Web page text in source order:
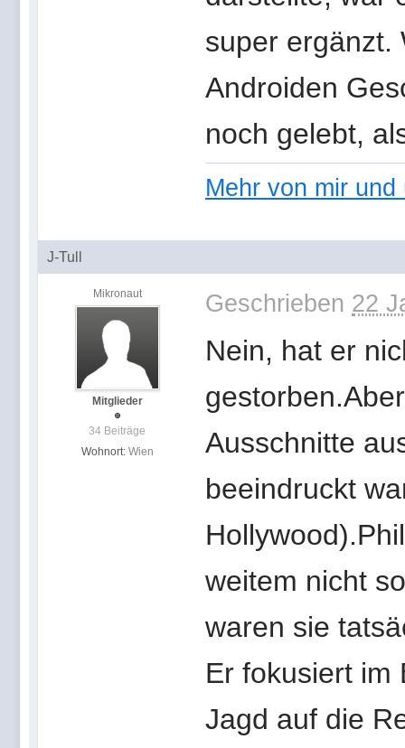
super ergänzt.
Androiden
noch gelebt,
Mehr von mir
J-Tull
Mikronaut
Mitglieder
34 Beiträge
Wohnort: Wien
Geschrieben 22
Nein, hat er
Ausschnitte
beeindruckt
weitem nicht
waren sie
Er fokusiert im
Jagd auf die